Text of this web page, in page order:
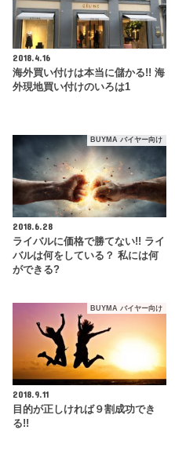
2018.4.16
海外買い付けは本当に儲かる!! 海
外現地買い付けのいろは1
BUYMA バイヤー向け
2018.6.28
ライバルに価格で勝てない!! ライ
バルは何をしている？ 私には何
ができる?
BUYMA バイヤー向け
2018.9.11
目的が正しければ９割成功でき
る!!